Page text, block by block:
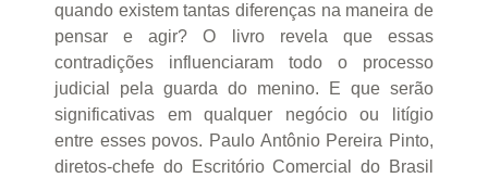
quando existem tantas diferenças na maneira de
pensar e agir? O livro revela que essas
contradições influenciaram todo o processo
judicial pela guarda do menino. E que serão
significativas em qualquer negócio ou litígio
entre esses povos. Paulo Antônio Pereira Pinto,
diretos-chefe do Escritório Comercial do Brasil